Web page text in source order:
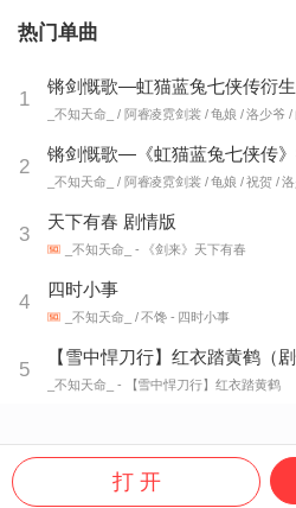
热门单曲
1
锵剑慨歌—虹猫蓝兔七侠传衍
2
锵剑慨歌—《虹猫蓝兔七侠传》
3
天下有春 剧情版
_不知天命_ - 《剑来》天下有春
4
四时小事
_不知天命_ / 不馋 - 四时小事
5
【雪中悍刀行】红衣踏黄鹤（剧
_不知天命_ - 【雪中悍刀行】红衣踏黄鹤
打 开